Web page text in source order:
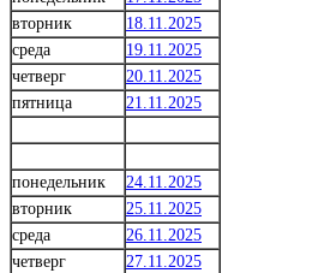
вторник
18.11.2025
среда
19.11.2025
четверг
20.11.2025
пятница
21.11.2025
понедельник
24.11.2025
вторник
25.11.2025
среда
26.11.2025
четверг
27.11.2025